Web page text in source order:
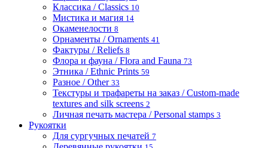
Классика / Classics 10
Мистика и магия 14
Окаменелости 8
Орнаменты / Ornaments 41
Фактуры / Reliefs 8
Флора и фауна / Flora and Fauna 73
Этника / Ethnic Prints 59
Разное / Other 33
Текстуры и трафареты на заказ / Custom-made
textures and silk screens 2
Личная печать мастера / Personal stamps 3
Рукоятки
Для сургучных печатей 7